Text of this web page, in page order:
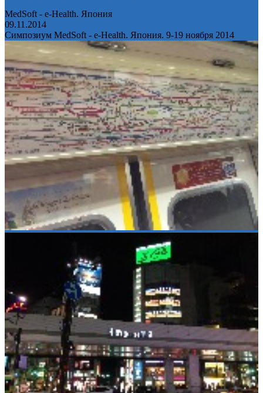
MedSoft - e-Health. Япония
09.11.2014
Симпозиум MedSoft - e-Health. Япония. 9-19 ноября 2014